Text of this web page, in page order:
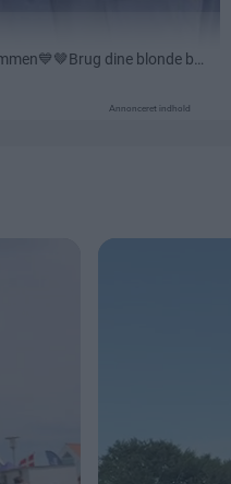
Annonceret indhold